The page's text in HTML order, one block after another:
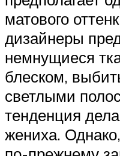
матового
дизайнеры
немнущиеся
блеском,
светлыми
тенденция
жениха.